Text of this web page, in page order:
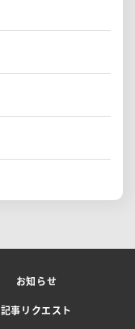
お知らせ
記事リクエスト